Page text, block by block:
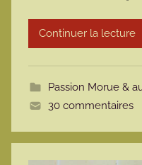
r
m
t
e
Continuer la lecture
Passion Morue &
30 commentaires